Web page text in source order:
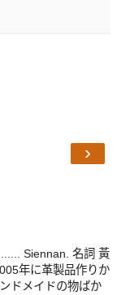
›
Siennan. 名詞 黃
年に革製品作りか
ドメイドの物ばか